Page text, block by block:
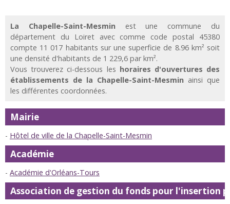
La Chapelle-Saint-Mesminest une commune du
département du Loiret avec comme code postal 45380
compte 11 017 habitants sur une superficie de 8.96 km² soit
une densité d'habitants de 1 229,6 par km².
Vous trouverez ci-dessous les horaires d'ouvertures des
établissements de la Chapelle-Saint-Mesmin ainsi que
les différentes coordonnées.
Mairie
Hôtel de ville de la Chapelle-Saint-Mesmin
Académie
Académie d'Orléans-Tours
Association de gestion du fonds pour l'insertion